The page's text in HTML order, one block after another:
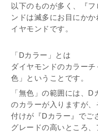
以下のものが多く、『
ンドは滅多にお目にか
イヤモンドです。
「Dカラー」とは
ダイヤモンドのカラー
色」ということです。
「無色」の範囲には、
のカラーが入りますが
付けが『Dカラー』でご
グレードの高いところ